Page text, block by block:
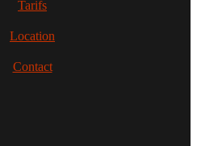
Tarifs
Location
Contact